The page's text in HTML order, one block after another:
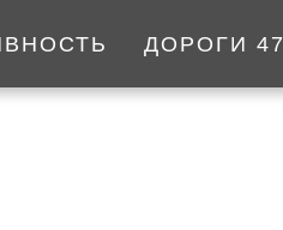
ДОРОГИ 47